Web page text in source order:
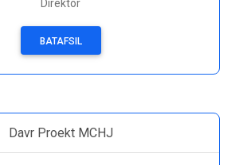
Direktor
BATAFSIL
Davr Proekt MCHJ